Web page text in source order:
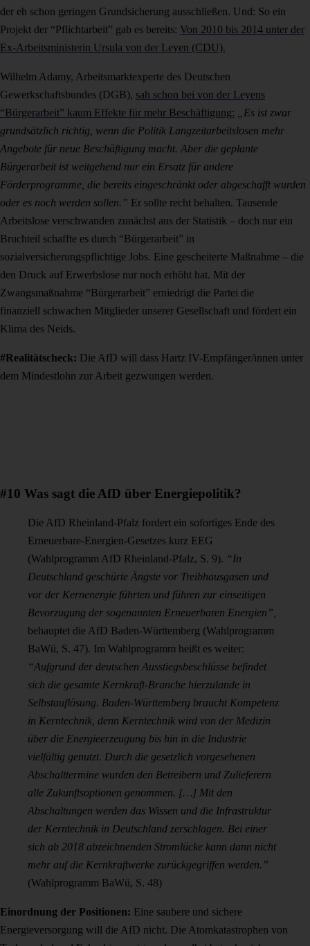
der eh schon geringen Grundsicherung ausschließen. Und: So ein
Projekt der “Pflichtarbeit” gab es bereits: Von 2010 bis 2014 unter der
Ex-Arbeitsministerin Ursula von der Leyen (CDU).
Wilhelm Adamy, Arbeitsmarktexperte des Deutschen
Gewerkschaftsbundes (DGB), sah schon bei von der Leyens
“Bürgerarbeit” kaum Effekte für mehr Beschäftigung:
„Es ist zwar
grundsätzlich richtig, wenn die Politik Langzeitarbeitslosen mehr
Angebote für neue Beschäftigung macht. Aber die geplante
Bürgerarbeit ist weitgehend nur ein Ersatz für andere
Förderprogramme, die bereits eingeschränkt oder abgeschafft wurden
oder es noch werden sollen.” Er sollte recht behalten. Tausende
Arbeitslose verschwanden zunächst aus der Statistik – doch nur ein
Bruchteil schaffte es durch “Bürgerarbeit” in
sozialversicherungspflichtige Jobs. Eine gescheiterte Maßnahme – die
den Druck auf Erwerbslose nur noch erhöht hat. Mit der
Zwangsmaßnahme “Bürgerarbeit” erniedrigt die Partei die
finanziell schwachen Mitglieder unserer Gesellschaft und fördert ein
Klima des Neids.
#Realitätscheck: Die AfD will dass Hartz IV-Empfänger/innen unter
dem Mindestlohn zur Arbeit gezwungen werden.
#10 Was sagt die AfD über Energiepolitik?
Die AfD Rheinland-Pfalz fordert ein sofortiges Ende des
Erneuerbare-Energien-Gesetzes kurz EEG
(Wahlprogramm AfD Rheinland-Pfalz, S. 9). “In
Deutschland geschürte Ängste vor Treibhausgasen und
vor der Kernenergie führten und führen zur einseitigen
Bevorzugung der sogenannten Erneuerbaren Energien”,
behauptet die AfD Baden-Württemberg (Wahlprogramm
BaWü, S. 47). Im Wahlprogramm heißt es weiter:
“Aufgrund der deutschen Ausstiegsbeschlüsse befindet
sich die gesamte Kernkraft-Branche hierzulande in
Selbstauflösung. Baden-Württemberg braucht Kompetenz
in Kerntechnik, denn Kerntechnik wird von der Medizin
über die Energieerzeugung bis hin in die Industrie
vielfältig genutzt. Durch die gesetzlich vorgesehenen
Abschalttermine wurden den Betreibern und Zulieferern
alle Zukunftsoptionen genommen. […] Mit den
Abschaltungen werden das Wissen und die Infrastruktur
der Kerntechnik in Deutschland zerschlagen. Bei einer
sich ab 2018 abzeichnenden Stromlücke kann dann nicht
mehr auf die Kernkraftwerke zurückgegriffen werden.”
(Wahlprogramm BaWü, S. 48)
Einordnung der Positionen: Eine saubere und sichere
Energieversorgung will die AfD nicht. Die Atomkatastrophen von